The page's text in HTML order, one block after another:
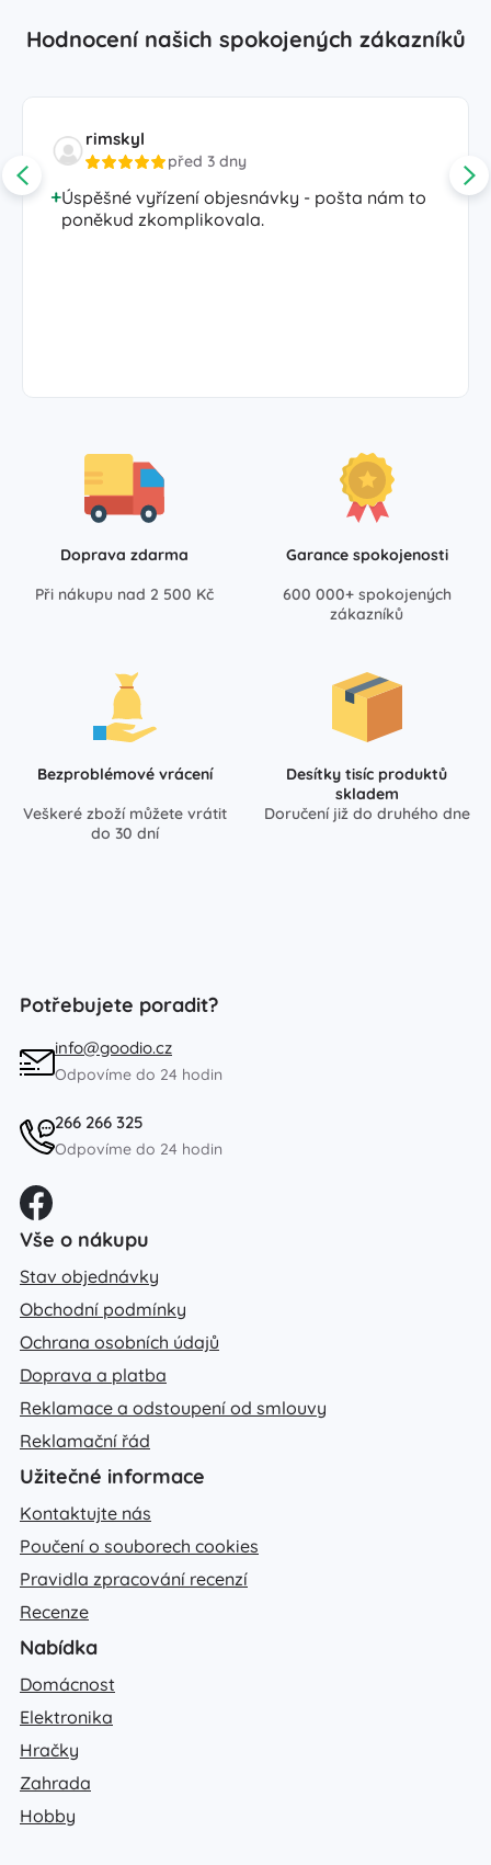
Hodnocení našich spokojených zákazníků
rimskyl
před 3 dny
Úspěšné vyřízení objesnávky - pošta nám to
poněkud zkomplikovala.
Doprava zdarma
Při nákupu nad 2 500 Kč
Garance spokojenosti
600 000+ spokojených
zákazníků
Bezproblémové vrácení
Veškeré zboží můžete vrátit
do 30 dní
Desítky tisíc produktů
skladem
Doručení již do druhého dne
Potřebujete poradit?
info@goodio.cz
Odpovíme do 24 hodin
266 266 325
Odpovíme do 24 hodin
Vše o nákupu
Stav objednávky
Obchodní podmínky
Ochrana osobních údajů
Doprava a platba
Reklamace a odstoupení od smlouvy
Reklamační řád
Užitečné informace
Kontaktujte nás
Poučení o souborech cookies
Pravidla zpracování recenzí
Recenze
Nabídka
Domácnost
Elektronika
Hračky
Zahrada
Hobby